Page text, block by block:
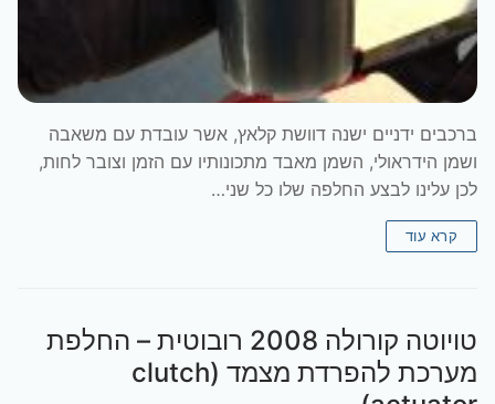
ברכבים ידניים ישנה דוושת קלאץ, אשר עובדת עם משאבה
ושמן הידראולי, השמן מאבד מתכונותיו עם הזמן וצובר לחות,
לכן עלינו לבצע החלפה שלו כל שני…
קרא עוד
טויוטה קורולה 2008 רובוטית – החלפת
מערכת להפרדת מצמד (clutch